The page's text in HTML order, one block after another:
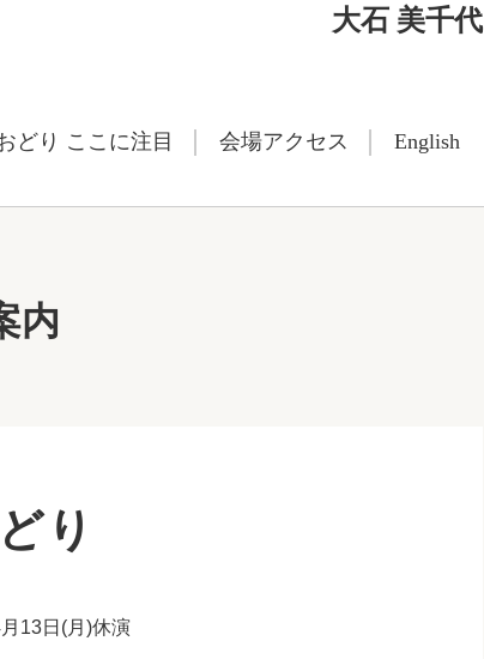
大石 美千代
どり ここに注目 会場アクセス English
内
り
13日(月)休演